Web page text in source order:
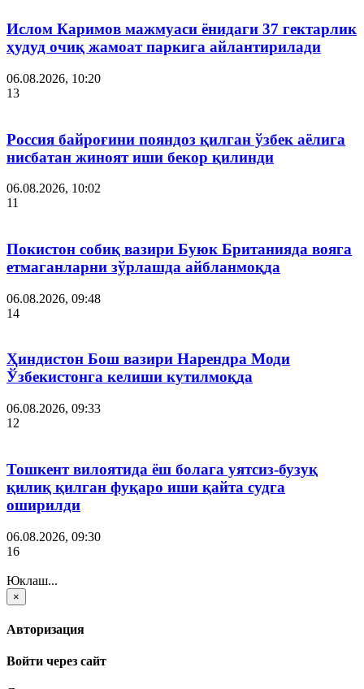
Ислом Каримов мажмуаси ёнидаги 37 гектарлик
ҳудуд очиқ жамоат паркига айлантирилади
06.08.2026, 10:20
13
Россия байроғини пояндоз қилган ўзбек аёлига
нисбатан жиноят иши бекор қилинди
06.08.2026, 10:02
11
Покистон собиқ вазири Буюк Британияда вояга
етмаганларни зўрлашда айбланмоқда
06.08.2026, 09:48
14
Ҳиндистон Бош вазири Нарендра Моди
Ўзбекистонга келиши кутилмоқда
06.08.2026, 09:33
12
Тошкент вилоятида ёш болага уятсиз-бузуқ
қилиқ қилган фуқаро иши қайта судга
оширилди
06.08.2026, 09:30
16
Юклаш...
×
Авторизация
Войти через сайт